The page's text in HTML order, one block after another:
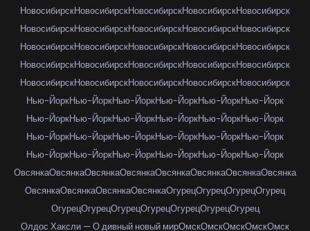
НовосибирскНовосибирскНовосибирскНовосибирскНовосибирск
НовосибирскНовосибирскНовосибирскНовосибирскНовосибирск
НовосибирскНовосибирскНовосибирскНовосибирскНовосибирск
НовосибирскНовосибирскНовосибирскНовосибирскНовосибирск
НовосибирскНовосибирскНовосибирскНовосибирскНовосибирск
Нью-ЙоркНью-ЙоркНью-ЙоркНью-ЙоркНью-ЙоркНью-Йорк
Нью-ЙоркНью-ЙоркНью-ЙоркНью-ЙоркНью-ЙоркНью-Йорк
Нью-ЙоркНью-ЙоркНью-ЙоркНью-ЙоркНью-ЙоркНью-Йорк
Нью-ЙоркНью-ЙоркНью-ЙоркНью-ЙоркНью-ЙоркНью-Йорк
ОвсянкаОвсянкаОвсянкаОвсянкаОвсянкаОвсянкаОвсянкаОвсянка
ОвсянкаОвсянкаОвсянкаОвсянкаОгурецОгурецОгурецОгурец
ОгурецОгурецОгурецОгурецОгурецОгурецОгурец
Олдос Хаксли — О дивный новый мирОмскОмскОмскОмскОмск